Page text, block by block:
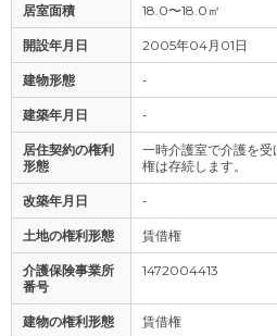
居室面積 18.0〜18.0㎡
開設年月日 2005年04月01日
建物形態 -
建築年月日 -
居住契約の権利
形態
一時介護室で介護を
権は存続します。
改築年月日 -
土地の権利形態 賃借権
介護保険事業所
番号
1472004413
建物の権利形態 賃借権